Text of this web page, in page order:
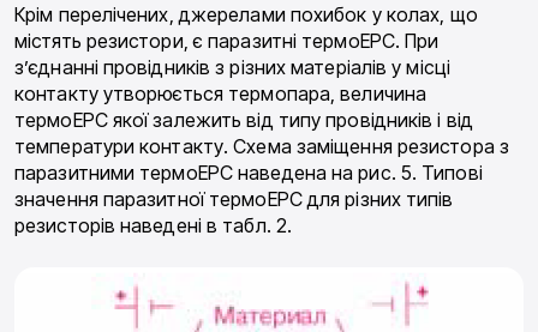
Крім перелічених, джерелами похибок у колах, що
містять резистори, є паразитні термоЕРС. При
з’єднанні провідників з різних матеріалів у місці
контакту утворюється термопара, величина
термоЕРС якої залежить від типу провідників і від
температури контакту. Схема заміщення резистора з
паразитними термоЕРС наведена на рис. 5. Типові
значення паразитної термоЕРС для різних типів
резисторів наведені в табл. 2.